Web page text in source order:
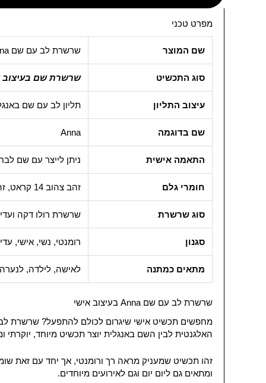
מפרט טכני
שם המוצר שרשרת לב עם שם Anna בעיצוב אישי
סוג התכשיט שרשרת שם בעיצוב
עיצוב התליון תליון לב עם שם
שם בדוגמה Anna
התאמה אישית ניתן לייצר עם שם
חומרי גלם זהב צהוב 14 קראט, זהב לבן 14 קראט, כסף 925 או ציפוי זהב
סוג שרשרת שרשרת רולו דקה
סגנון רומנטי, נשי, אישי,
מתאים כמתנה לאישה, לילדה,
שרשרת לב עם שם Anna בעיצוב אישי
האלגנטית לבין השם באנגלית יוצר תכשיט מיוחד, יוקרתי
זהו תכשיט שמעניק מראה רך ורומנטי, אך יחד עם זאת
ומתאים גם ליום יום וגם לאירועים מיוחדים.